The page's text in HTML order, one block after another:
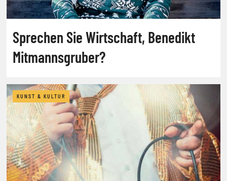
Sprechen Sie Wirtschaft, Benedikt
Mitmannsgruber?
KUNST & KULTUR